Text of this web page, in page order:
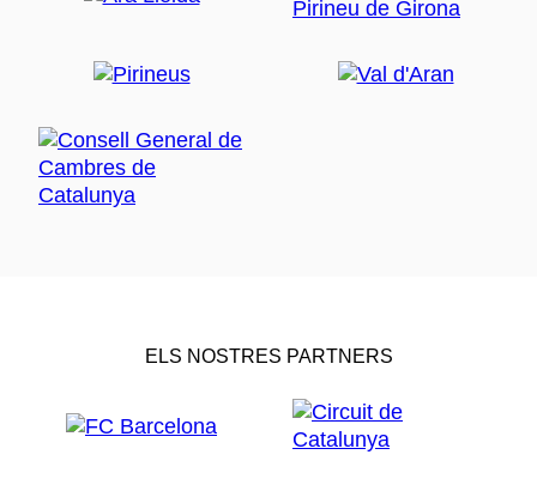
ELS NOSTRES PARTNERS